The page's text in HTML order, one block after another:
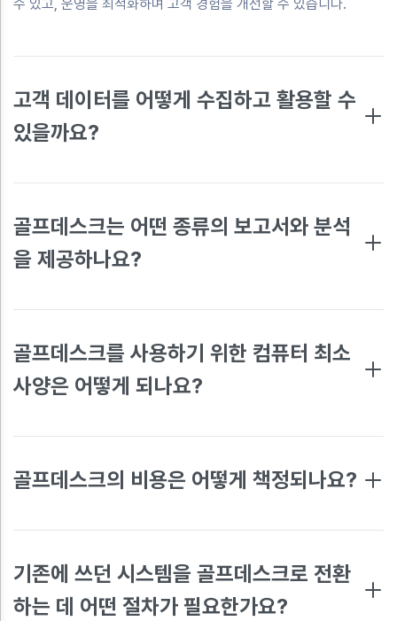
수 있고, 운영을 최적화하며 고객 경험을 개선할 수 있습니다.
고객 데이터를 어떻게 수집하고 활용할 수
있을까요?
골프데스크는 어떤 종류의 보고서와 분석
을 제공하나요?
골프데스크를 사용하기 위한 컴퓨터 최소
사양은 어떻게 되나요?
골프데스크의 비용은 어떻게 책정되나요?
기존에 쓰던 시스템을 골프데스크로 전환
하는 데 어떤 절차가 필요한가요?